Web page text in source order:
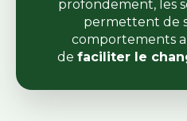
profondement, les
permettent de
comportements
de faciliter le